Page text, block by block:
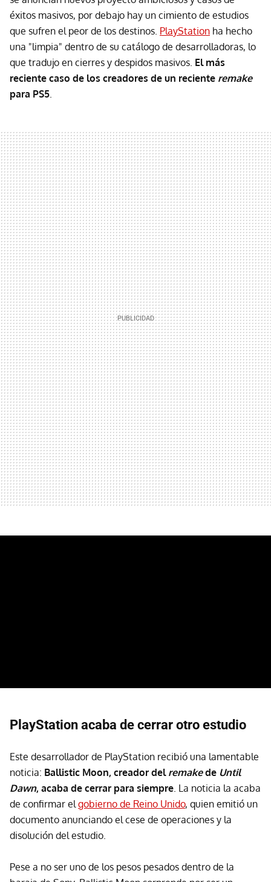
éxitos masivos, por debajo hay un cimiento de estudios
que sufren el peor de los destinos. PlayStation ha hecho
una "limpia" dentro de su catálogo de desarrolladoras, lo
que tradujo en cierres y despidos masivos. El más
reciente caso de los creadores de un reciente remake
para PS5.
PlayStation acaba de cerrar otro estudio
Este desarrollador de PlayStation recibió una lamentable
noticia: Ballistic Moon, creador del remakede Until
Dawn, acaba de cerrar para siempre. La noticia la acaba
de confirmar elgobierno de Reino Unido, quien emitió un
documento anunciando el cese de operaciones y la
disolución del estudio.
Pese a no ser uno de los pesos pesados dentro de la